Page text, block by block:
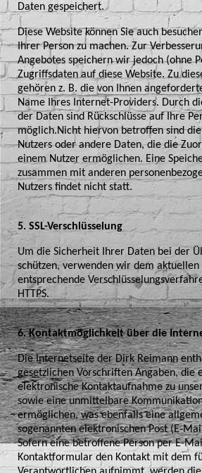
Daten gespeichert.
Diese Website können Sie auch
Ihrer Person zu machen. Zur
Angebotes speichern wir jedoch (ohne
Zugriffsdaten auf diese Website. Zu
gehören z. B. die von Ihnen
Name Ihres Internet-Providers. Durch
der Daten sind Rückschlüsse auf Ihre
möglich.Nicht hiervon betroffen sind die
Nutzers oder andere Daten, die die
einem Nutzer ermöglichen. Eine
zusammen mit anderen
Nutzers findet nicht statt.
5. SSL-Verschlüsselung
Um die Sicherheit Ihrer Daten bei der
schützen, verwenden wir dem aktuellen
entsprechende
HTTPS.
6. Kontaktmöglichkeit über die
Die Internetseite der Dirk Reimann
gesetzlichen Vorschriften Angaben, die
elektronische Kontaktaufnahme zu
sowie eine unmittelbare
ermöglichen, was ebenfalls eine
sogenannten elektronischen Post (E-
Sofern eine betroffene Person per E-
Kontaktformular den Kontakt mit dem